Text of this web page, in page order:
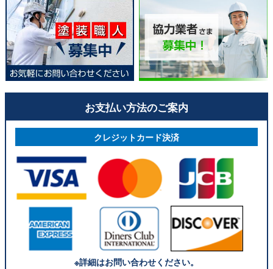
お支払い方法のご案内
クレジットカード決済
※詳細はお問い合わせください。